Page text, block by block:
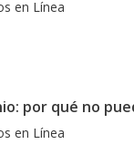
en Línea
por qué no
en Línea